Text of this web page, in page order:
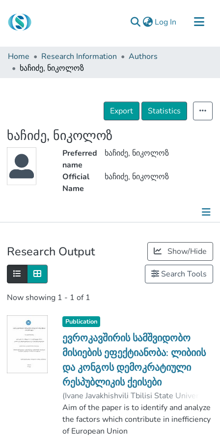
Log In (current)
Communities & Collections
Browse
Home Research Information
Authors
ხაჩიძე, ნიკოლოზ
Export Statistics
ხაჩიძე, ნიკოლოზ
Preferred
name
ხაჩიძე, ნიკოლოზ
Official
Name
ხაჩიძე, ნიკოლოზ
Research Output Show/Hide
Search Tools
Now showing 1 - 1 of 1
Publication
ევროკავშირის სამშვიდობო
მისიების ეფექტიანობა: ლიბიის
და კონგოს დემოკრატიული
რესპუბლიკის ქეისები
(Ivane Javakhishvili Tbilisi State University
2019)ხაჩიძე, ნიკოლოზ
;
თურმანიძე, თორნიკე
;
Faculty of Social and Political Sciences
Aim of the paper is to identify and analyze
the factors which contribute in inefficiency
of European Union